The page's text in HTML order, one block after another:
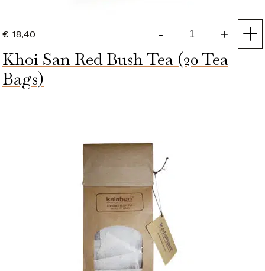
€ 18,40 -
San
Red
+
Khoi San Red Bush Tea (20 Tea
Bags)